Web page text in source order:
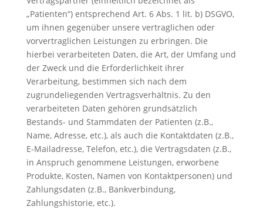
„Patienten“) entsprechend Art. 6 Abs. 1 lit. b) DSGVO,
um ihnen gegenüber unsere vertraglichen oder
vorvertraglichen Leistungen zu erbringen. Die
hierbei verarbeiteten Daten, die Art, der Umfang und
der Zweck und die Erforderlichkeit ihrer
Verarbeitung, bestimmen sich nach dem
zugrundeliegenden Vertragsverhältnis. Zu den
verarbeiteten Daten gehören grundsätzlich
Bestands- und Stammdaten der Patienten (z.B.,
Name, Adresse, etc.), als auch die Kontaktdaten (z.B.,
E-Mailadresse, Telefon, etc.), die Vertragsdaten (z.B.,
in Anspruch genommene Leistungen, erworbene
Produkte, Kosten, Namen von Kontaktpersonen) und
Zahlungsdaten (z.B., Bankverbindung,
Zahlungshistorie, etc.).